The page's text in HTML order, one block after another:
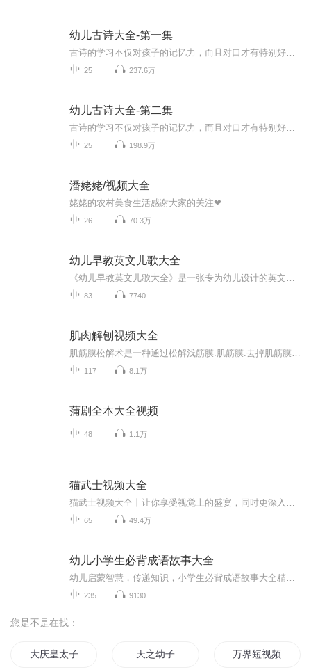
幼儿古诗大全-第一集
25 237.6万
幼儿古诗大全-第二集
25 198.9万
潘姥姥/视频大全
姥姥的农村美食生活感谢大家的关注❤
26 70.3万
幼儿早教英文儿歌大全
83 7740
肌肉解刨视频大全
117 8.1万
蒲剧全本大全视频
48 1.1万
猫武士视频大全
65 49.4万
幼儿小学生必背成语故事大全
235 9130
您是不是在找：
大庆皇太子 天之幼子 万界短视频系统